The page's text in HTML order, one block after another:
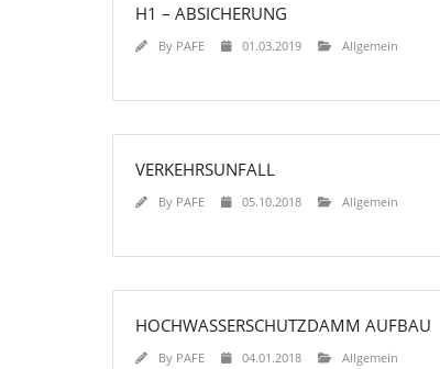
H1 – ABSICHERUNG
By PAFE 01.03.2019 Allgemein
VERKEHRSUNFALL
By PAFE 05.10.2018 Allgemein
HOCHWASSERSCHUTZDAMM AUFBAU
By PAFE 04.01.2018 Allgemein